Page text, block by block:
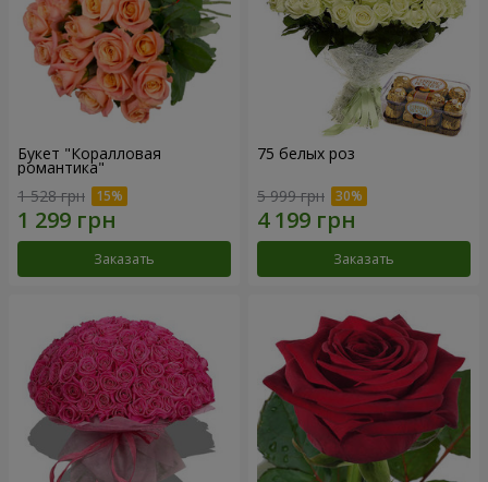
Букет "Коралловая
романтика"
1 528 грн
Заказать
75 белых роз
5 999 грн
Заказать